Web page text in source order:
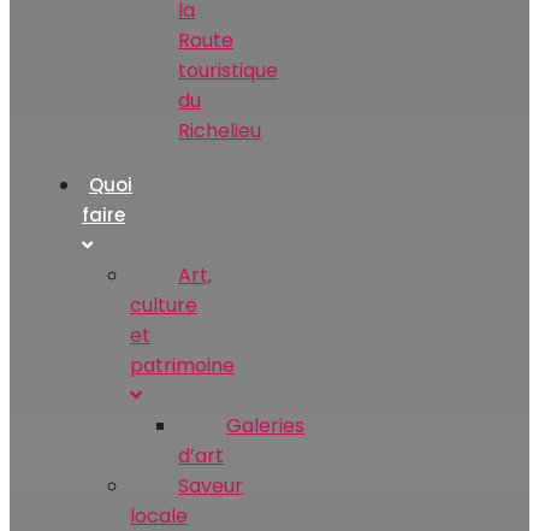
la
Route
touristique
du
Richelieu
Quoi
faire
Art‚
culture
et
patrimoine
Galeries
d’art
Saveur
locale